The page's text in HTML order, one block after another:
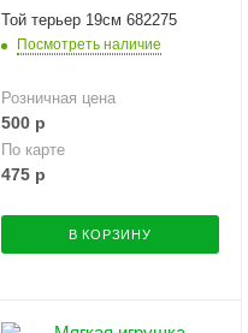
Той терьер 19см 682275
Посмотреть наличие
Розничная цена
500р
По карте
475р
В КОРЗИНУ